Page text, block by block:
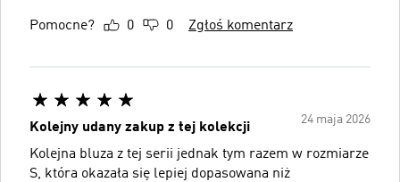
Pomocne? 0 0 Zgłoś komentarz
24 maja 2026
Kolejny udany zakup z tej kolekcji
Kolejna bluza z tej serii jednak tym razem w rozmiarze
S, która okazała się lepiej dopasowana niż